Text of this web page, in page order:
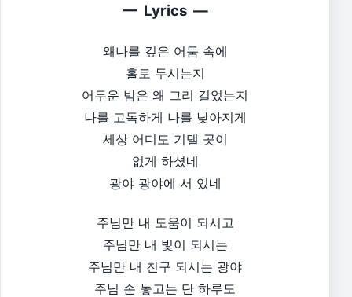
— Lyrics —
왜나를 깊은 어둠 속에
홀로 두시는지
어두운 밤은 왜 그리 길었는지
나를 고독하게 나를 낮아지게
세상 어디도 기댈 곳이
없게 하셨네
광야 광야에 서 있네
주님만 내 도움이 되시고
주님만 내 빛이 되시는
주님만 내 친구 되시는 광야
주님 손 놓고는 단 하루도